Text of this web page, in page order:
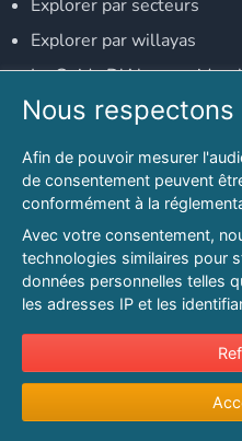
Explorer par secteurs
Explorer par willayas
Le Guide D'Alger, guide-
NOS RÉSEAUX
Notre page Facebook
Notre page LinkedIn
Notre page Instagram
Notre page Twitter
© 2026
Conditions
confidentialité
Protection de la
Nous
Afin de pouvoir mesurer
de consentement peuvent
conformément à la
Avec votre consentement,
technologies similaires pour
données personnelles telles
les adresses IP et les
sur l'intérêt légitime à tout
».
Pour en savoir plus sur notre
et pour ajuster vos